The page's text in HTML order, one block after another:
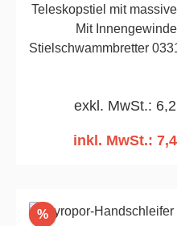
Teleskopstiel mit
Mit
Stielschwammbretter
exkl. MwSt.:
inkl. MwSt.:
%Rabatt